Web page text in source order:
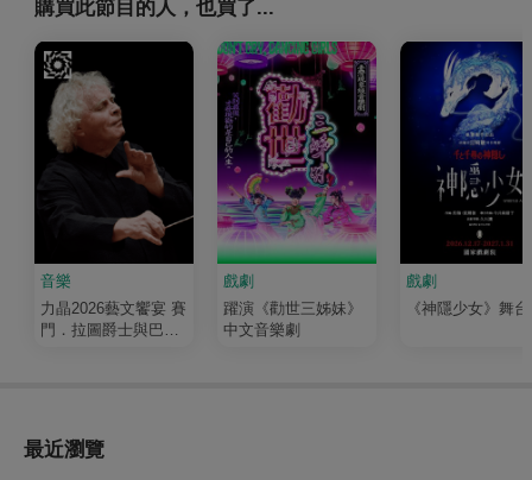
購買此節目的人，也買了...
音樂
力晶2026藝文饗宴 賽
門．拉圖爵士與巴伐
戲劇
躍演《勸世三姊妹》
中文音樂劇
戲劇
《神隱少女》舞
最近瀏覽